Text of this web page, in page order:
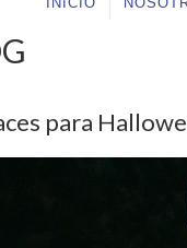
para